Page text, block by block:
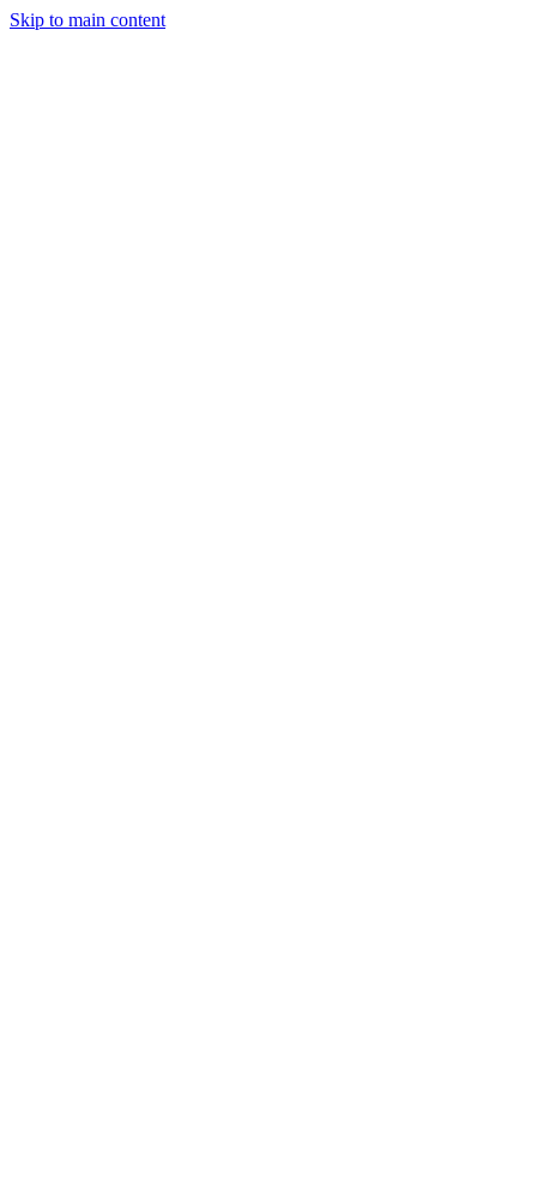
Skip to main content